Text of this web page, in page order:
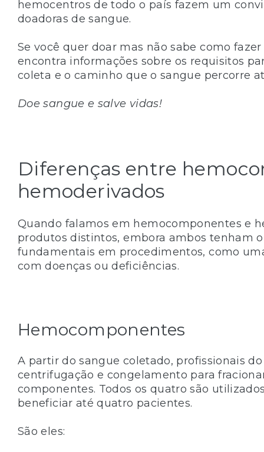
hemocentros de todo o país fazem um
doadoras de sangue.
Se você quer doar mas não sabe como
encontra informações sobre os requisitos
coleta e o caminho que o sangue percorre
Doe sangue e salve vidas!
Diferenças entre
hemoderivados
Quando falamos em hemocomponentes e
produtos distintos, embora ambos tenham
fundamentais em procedimentos, como
com doenças ou deficiências.
Hemocomponentes
A partir do sangue coletado, profissionais
centrifugação e congelamento para
componentes. Todos os quatro são
beneficiar até quatro pacientes.
São eles: